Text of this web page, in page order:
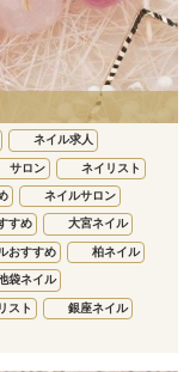
ネイル求人
サロン ネイリスト
ネイルサロン
すめ 大宮ネイル
おすすめ 柏ネイル
袋ネイル
スト 銀座ネイル